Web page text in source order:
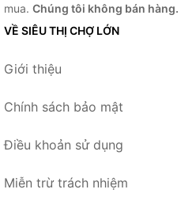
mua. Chúng tôi không bán hàng.
VỀ SIÊU THỊ CHỢ LỚN
Giới thiệu
Chính sách bảo mật
Điều khoản sử dụng
Miễn trừ trách nhiệm